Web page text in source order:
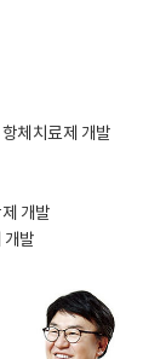
체치료제 개발
개발
개발